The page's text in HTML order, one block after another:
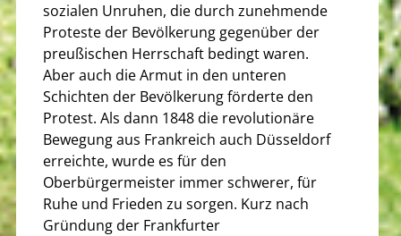
sozialen Unruhen, die durch zunehmende
Proteste der Bevölkerung gegenüber der
preußischen Herrschaft bedingt waren.
Aber auch die Armut in den unteren
Schichten der Bevölkerung förderte den
Protest. Als dann 1848 die revolutionäre
Bewegung aus Frankreich auch Düsseldorf
erreichte, wurde es für den
Oberbürgermeister immer schwerer, für
Ruhe und Frieden zu sorgen. Kurz nach
Gründung der Frankfurter